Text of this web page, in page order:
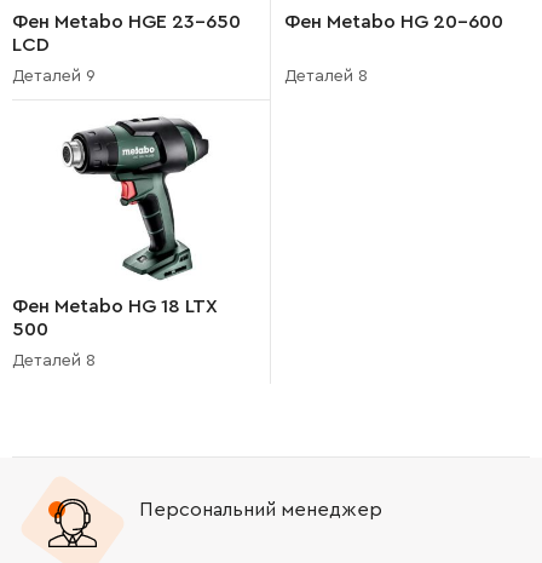
Фен Metabo HGE 23-650
LCD
Деталей 9
Фен Metabo HG 20-600
Деталей 8
Фен Metabo HG 18 LTX
500
Деталей 8
Персональний менеджер